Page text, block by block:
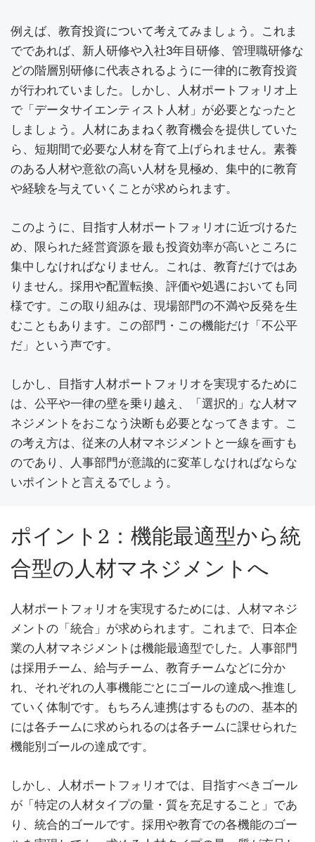
例えば、教育投資について考えてみましょう。これま
でであれば、新人研修や入社3年目研修、管理職研修な
どの階層別研修に代表されるように一律的に教育投資
が行われていました。しかし、人材ポートフォリオ上
で「データサイエンティスト人材」が必要となったと
しましょう。人材にあまねく教育機会を提供していた
ら、短期間で必要な人材を育て上げられません。素養
のある人材や意欲の高い人材を見極め、集中的に教育
や経験を与えていくことが求められます。
このように、目指す人材ポートフォリオに近づけるた
め、限られた経営資源を最も投資効率が高いところに
集中しなければなりません。これは、教育だけではあ
りません。採用や配置転換、評価や処遇においても同
様です。この取り組みは、現場部門の不満や反発を生
むこともあります。この部門・この機能だけ「不公平
だ」という声です。
しかし、目指す人材ポートフォリオを実現するために
は、公平や一律の壁を乗り越え、「選択的」な人材マ
ネジメントをおこなう決断も必要となってきます。こ
の考え方は、従来の人材マネジメントと一線を画すも
のであり、人事部門が意識的に変革しなければならな
いポイントと言えるでしょう。
ポイント2：機能最適型から統
合型の人材マネジメントへ
人材ポートフォリオを実現するためには、人材マネジ
メントの「統合」が求められます。これまで、日本企
業の人材マネジメントは機能最適型でした。人事部門
は採用チーム、給与チーム、教育チームなどに分か
れ、それぞれの人事機能ごとにゴールの達成へ推進し
ていく体制です。もちろん連携はするものの、基本的
には各チームに求められるのは各チームに課せられた
機能別ゴールの達成です。
しかし、人材ポートフォリオでは、目指すべきゴール
が「特定の人材タイプの量・質を充足すること」であ
り、統合的ゴールです。採用や教育での各機能のゴー